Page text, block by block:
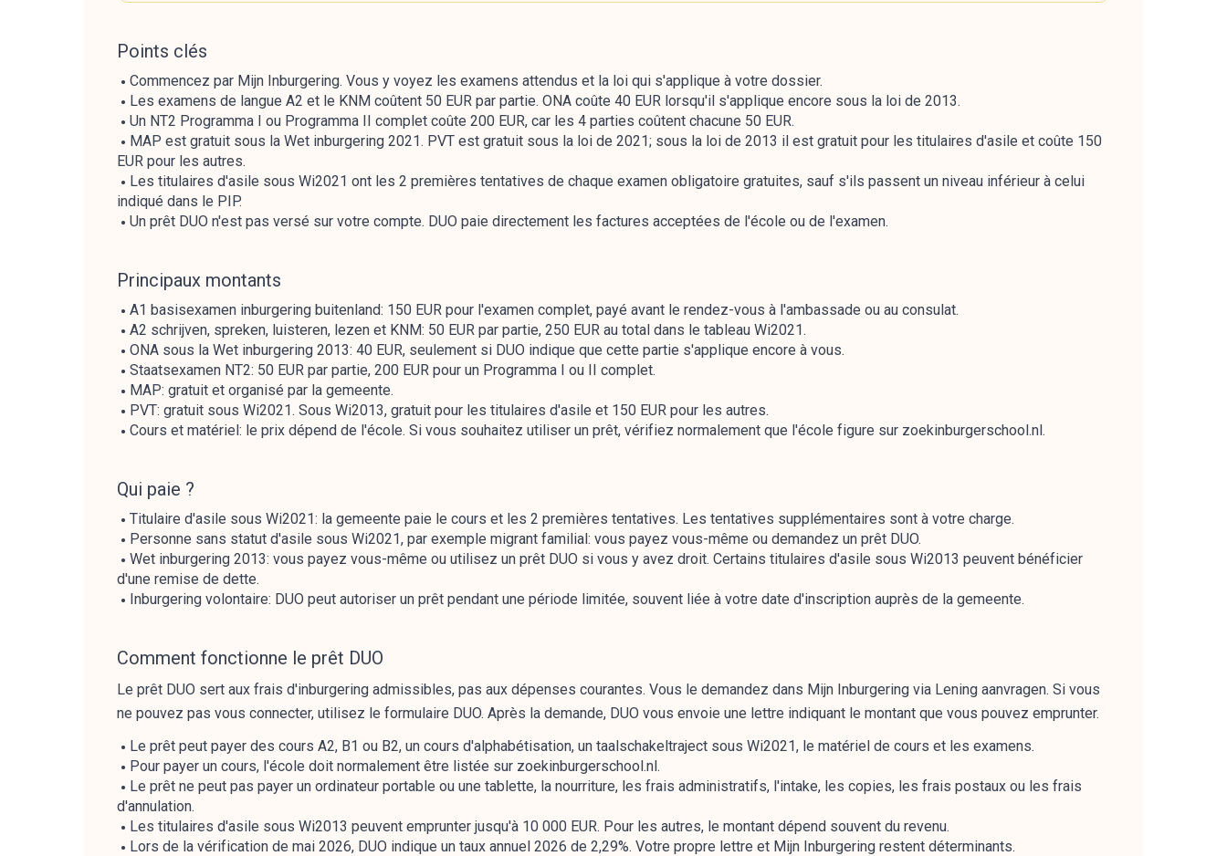
Points clés
Commencez par Mijn Inburgering. Vous y voyez les examens attendus et la loi qui s'applique à votre dossier.
Les examens de langue A2 et le KNM coûtent 50 EUR par partie. ONA coûte 40 EUR lorsqu'il s'applique encore sous la loi de 2013.
Un NT2 Programma I ou Programma II complet coûte 200 EUR, car les 4 parties coûtent chacune 50 EUR.
MAP est gratuit sous la Wet inburgering 2021. PVT est gratuit sous la loi de 2021; sous la loi de 2013 il est gratuit pour les titulaires d'asile et coûte 150
EUR pour les autres.
Les titulaires d'asile sous Wi2021 ont les 2 premières tentatives de chaque examen obligatoire gratuites, sauf s'ils passent un niveau inférieur à celui
indiqué dans le PIP.
Un prêt DUO n'est pas versé sur votre compte. DUO paie directement les factures acceptées de l'école ou de l'examen.
Principaux montants
A1 basisexamen inburgering buitenland: 150 EUR pour l'examen complet, payé avant le rendez-vous à l'ambassade ou au consulat.
A2 schrijven, spreken, luisteren, lezen et KNM: 50 EUR par partie, 250 EUR au total dans le tableau Wi2021.
ONA sous la Wet inburgering 2013: 40 EUR, seulement si DUO indique que cette partie s'applique encore à vous.
Staatsexamen NT2: 50 EUR par partie, 200 EUR pour un Programma I ou II complet.
MAP: gratuit et organisé par la gemeente.
PVT: gratuit sous Wi2021. Sous Wi2013, gratuit pour les titulaires d'asile et 150 EUR pour les autres.
Cours et matériel: le prix dépend de l'école. Si vous souhaitez utiliser un prêt, vérifiez normalement que l'école figure sur zoekinburgerschool.nl.
Qui paie ?
Titulaire d'asile sous Wi2021: la gemeente paie le cours et les 2 premières tentatives. Les tentatives supplémentaires sont à votre charge.
Personne sans statut d'asile sous Wi2021, par exemple migrant familial: vous payez vous-même ou demandez un prêt DUO.
Wet inburgering 2013: vous payez vous-même ou utilisez un prêt DUO si vous y avez droit. Certains titulaires d'asile sous Wi2013 peuvent bénéficier
d'une remise de dette.
Inburgering volontaire: DUO peut autoriser un prêt pendant une période limitée, souvent liée à votre date d'inscription auprès de la gemeente.
Comment fonctionne le prêt DUO
Le prêt DUO sert aux frais d'inburgering admissibles, pas aux dépenses courantes. Vous le demandez dans Mijn Inburgering via Lening aanvragen. Si vous
ne pouvez pas vous connecter, utilisez le formulaire DUO. Après la demande, DUO vous envoie une lettre indiquant le montant que vous pouvez emprunter.
Le prêt peut payer des cours A2, B1 ou B2, un cours d'alphabétisation, un taalschakeltraject sous Wi2021, le matériel de cours et les examens.
Pour payer un cours, l'école doit normalement être listée sur zoekinburgerschool.nl.
Le prêt ne peut pas payer un ordinateur portable ou une tablette, la nourriture, les frais administratifs, l'intake, les copies, les frais postaux ou les frais
d'annulation.
Les titulaires d'asile sous Wi2013 peuvent emprunter jusqu'à 10 000 EUR. Pour les autres, le montant dépend souvent du revenu.
Lors de la vérification de mai 2026, DUO indique un taux annuel 2026 de 2,29%. Votre propre lettre et Mijn Inburgering restent déterminants.